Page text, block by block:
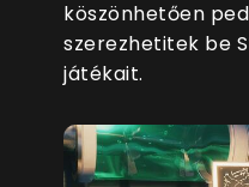
köszönhetően
szerezhetitek be
játékait.